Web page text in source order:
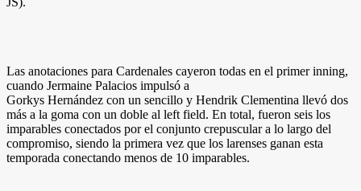
Las anotaciones para Cardenales cayeron todas en el primer inning,
cuando Jermaine Palacios impulsó a
Gorkys Hernández con un sencillo y Hendrik Clementina llevó dos
más a la goma con un doble al left field. En total, fueron seis los
imparables conectados por el conjunto crepuscular a lo largo del
compromiso, siendo la primera vez que los larenses ganan esta
temporada conectando menos de 10 imparables.